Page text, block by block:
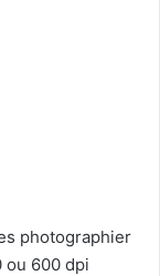
photographier
ou 600 dpi